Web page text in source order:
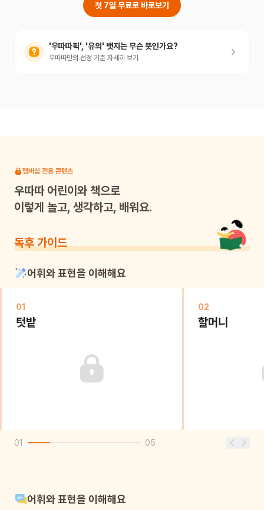
첫 7일 무료로 바로보기
'우따따픽', '유의' 뱃지는 무슨 뜻인가요?
우따따만의 선정 기준 자세히 보기
멤버십 전용 콘텐츠
우따따어린이와 책으로
이렇게 놀고, 생각하고, 배워요.
독후 가이드
어휘와 표현을 이해해요
01
텃밭
02
할머니
01 05
어휘와 표현을 이해해요